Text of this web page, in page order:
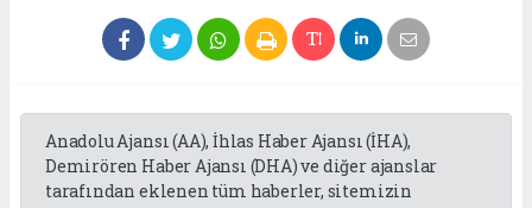
Anadolu Ajansı (AA), İhlas Haber Ajansı (İHA),
Demirören Haber Ajansı (DHA) ve diğer ajanslar
tarafından eklenen tüm haberler, sitemizin